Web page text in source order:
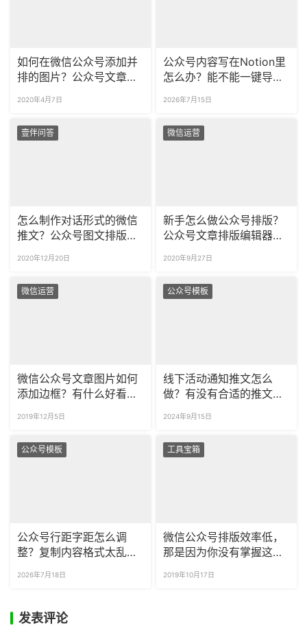
如何在微信公众号添加并
排的图片？公众号文章图
2020年4月7日
公众号内容写在Notion里
怎么办？能不能一键导入
2026年7月15日
壹伴问答
怎么制作对话形式的微信
推文？公众号图文排版如
2020年12月20日
微信运营
新手怎么做公众号排版？
公众号文章排版编辑器哪
2020年9月27日
微信运营
微信公众号文章图片如何
添加边框？有什么好看的
2019年12月5日
公众号模板
线下活动通知推文怎么
做？有没有合适的推文模
2024年9月15日
公众号模板
公众号行距字距怎么调
整？复制内容格式太乱怎
2026年7月18日
工具宝箱
微信公众号排版效率低，
那是因为你没有掌握这几
2019年10月17日
发表评论